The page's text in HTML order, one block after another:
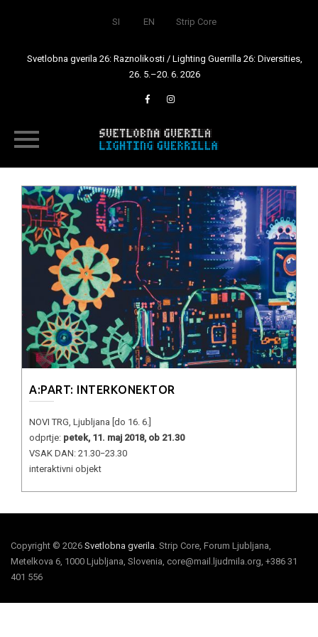
SI EN Strip Core
Svetlobna gverila 26: Raznolikosti / Lighting Guerrilla 26: Diversities,
26. 5.–20. 6. 2026
content
A:PART: INTERKONEKTOR
NOVI TRG, Ljubljana [do 16. 6.]
odprtje: petek, 11. maj 2018, ob 21.30
VSAK DAN: 21.30−23.30
interaktivni objekt
Copyright © 2026 Svetlobna gverila. Strip Core, Forum Ljubljana,
Metelkova 6, 1000 Ljubljana, Slovenia, core@mail.ljudmila.org, +386 31
401 556